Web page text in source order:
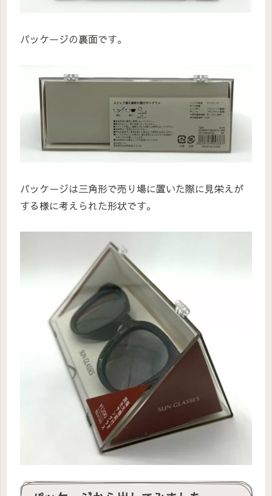
パッケージの裏面です。
パッケージは三角形で売り場に置いた際に見栄えが
する様に考えられた形状です。